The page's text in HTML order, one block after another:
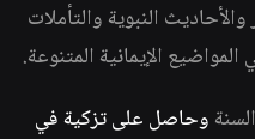
والأحاديث النبوية والتأملات
المواضيع الإيمانية المتنوعة.
وحاصل على تزكية في